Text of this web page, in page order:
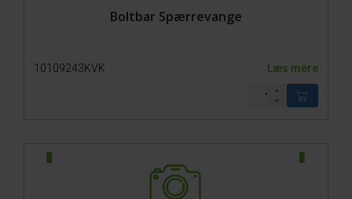
Boltbar Spærrevange
10109243KVK Læs mere